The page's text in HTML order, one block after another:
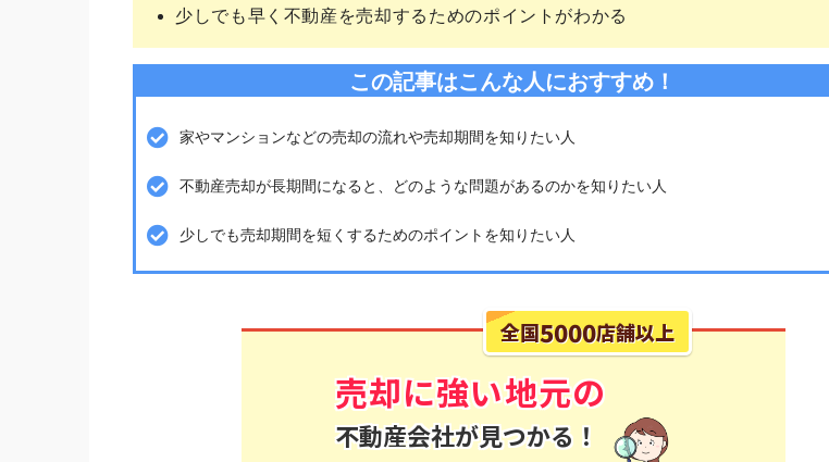
少しでも早く不動産を売却するためのポイントがわかる
この記事はこんな人におすすめ！
家やマンションなどの売却の流れや売却期間を知りたい人
不動産売却が長期間になると、どのような問題があるのかを知りたい人
少しでも売却期間を短くするためのポイントを知りたい人